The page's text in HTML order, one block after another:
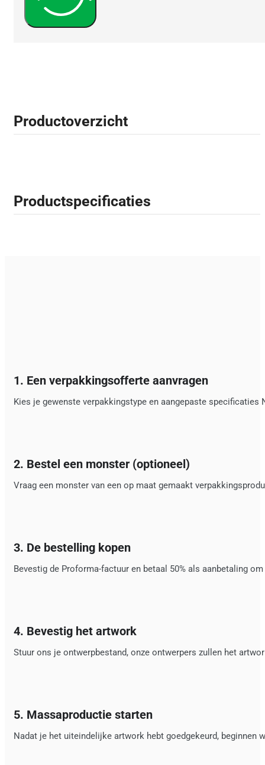
Productoverzicht
Productspecificaties
1. Een verpakkingsofferte aanvragen
Kies je gewenste verpakkingstype en aangepaste
2. Bestel een monster (optioneel)
Vraag een monster van een op maat gemaakt
3. De bestelling kopen
Bevestig de Proforma-factuur en betaal 50% als aanbetaling
4. Bevestig het artwork
Stuur ons je ontwerpbestand, onze ontwerpers zullen het
5. Massaproductie starten
Nadat je het uiteindelijke artwork hebt goedgekeurd, beginnen